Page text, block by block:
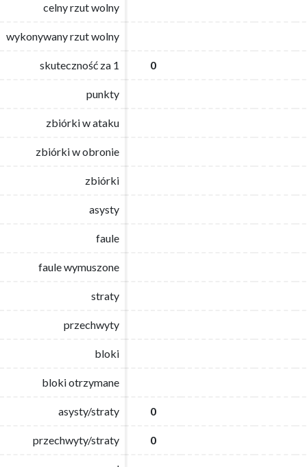
celny rzut wolny
wykonywany rzut wolny
skuteczność za 1 0
punkty
zbiórki w ataku
zbiórki w obronie
zbiórki
asysty
faule
faule wymuszone
straty
przechwyty
bloki
bloki otrzymane
asysty/straty 0
przechwyty/straty 0
celny rzut wolny
wykonywany rzut wolny
skuteczność za 1 0
punkty
zbiórki w ataku
zbiórki w obronie
zbiórki
asysty
faule
faule wymuszone
straty
przechwyty
bloki
bloki otrzymane
asysty/straty 0
przechwyty/straty 0